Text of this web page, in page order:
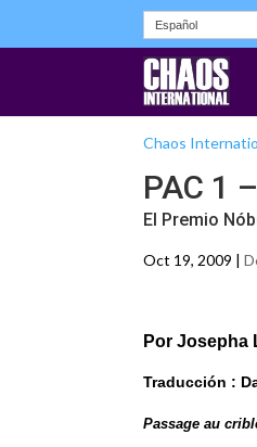
Español
Chaos
PAC 1
El Premio
Oct 19, 2009 |
Por Josepha
Traducción :
Passage au